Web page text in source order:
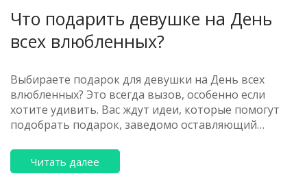
Что подарить девушке на День
всех влюбленных?
Выбираете подарок для девушки на День всех
влюбленных? Это всегда вызов, особенно если
хотите удивить. Вас ждут идеи, которые помогут
подобрать подарок, заведомо оставляющий
вашей девушке и вдохновить её на новые эмоции.
Читать далее